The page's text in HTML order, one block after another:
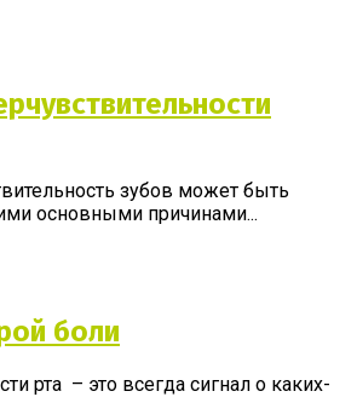
зубов может быть
основными причинами...
боли
рта – это всегда сигнал о каких-